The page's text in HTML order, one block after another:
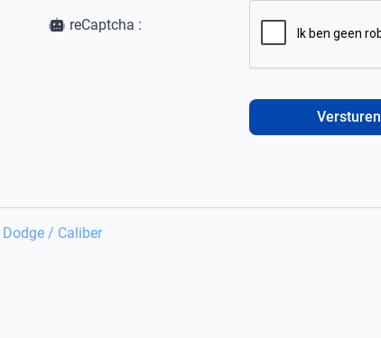
reCaptcha :
Versturen
Dodge / Caliber